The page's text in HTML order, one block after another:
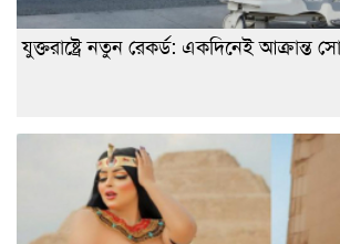
যুক্তরাষ্ট্রে নতুন রেকর্ড: একদিনেই আক্রান্ত